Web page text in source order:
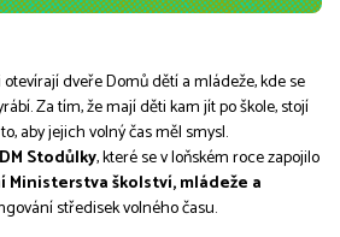
dveře Domů dětí a mládeže, kde se
Za tím, že mají děti kam jít po škole, stojí
aby jejich volný čas měl smysl.
Stodůlky, které se v loňském roce zapojilo
školství, mládeže a
středisek volného času.